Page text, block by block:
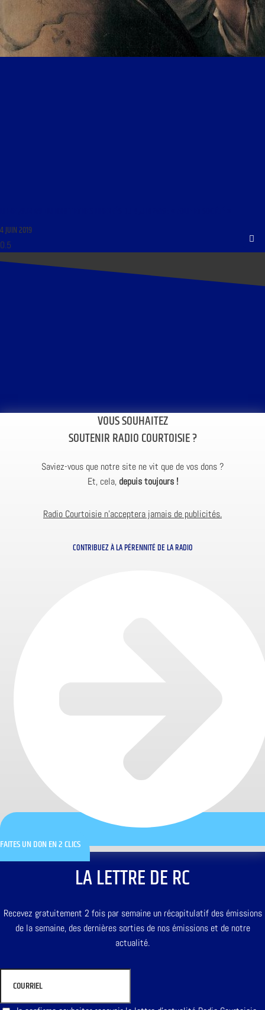
4 JUIN 2019
VOUS SOUHAITEZ
SOUTENIR RADIO COURTOISIE ?
Saviez-vous que notre site ne vit que de vos dons ?
Et, cela, depuis toujours !
Radio Courtoisie n’acceptera jamais de publicités.
CONTRIBUEZ À LA PÉRENNITÉ DE LA RADIO
FAITES UN DON EN 2 CLICS
LA LETTRE DE RC
Recevez gratuitement 2 fois par semaine un récapitulatif des émissions
de la semaine, des dernières sorties de nos émissions et de notre
actualité.